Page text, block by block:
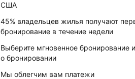
США
45% владельцев жилья получают
бронирование в течение недели
Выберите мгновенное бронирование
о бронировании
Мы облегчим вам платежи